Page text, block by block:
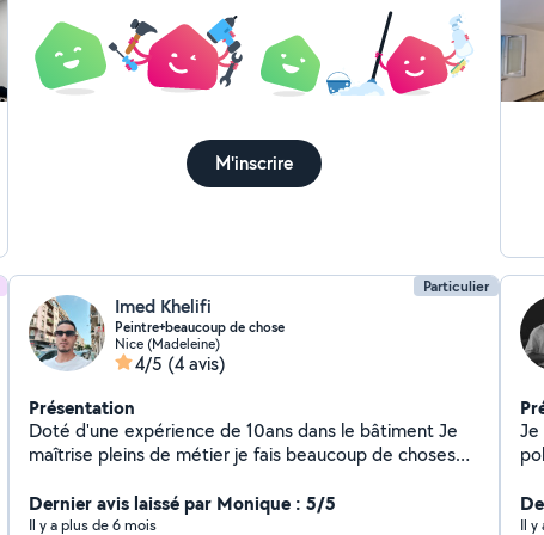
M'inscrire
Particulier
Imed Khelifi
Peintre+beaucoup de chose
Nice (Madeleine)
4/5 (4 avis)
Présentation
Doté d'une expérience de 10ans dans le bâtiment Je
maîtrise pleins de métier je fais beaucoup de choses
Dernier avis laissé par Monique : 5/5
Il y a plus de 6 mois
Je
que je
Il y